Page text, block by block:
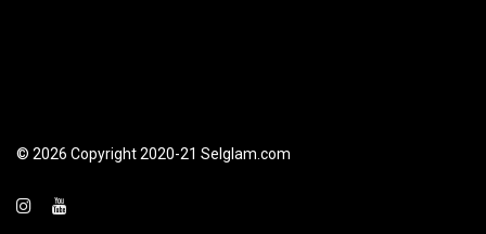
© 2026 Copyright 2020-21 Selglam.com